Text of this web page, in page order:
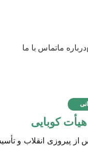
درباره ماتماس با ما
هیأت کوبایی
از پیروزی انقلاب و